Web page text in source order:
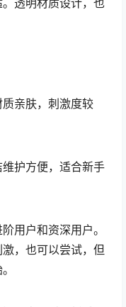
亲肤，刺激度较
护方便，适合新手
用户和资深用户。
，也可以尝试，但